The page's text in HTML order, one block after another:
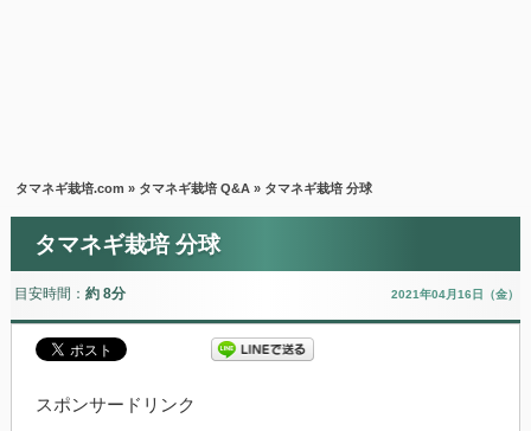
タマネギ栽培.com » タマネギ栽培 Q&A » タマネギ栽培 分球
タマネギ栽培 分球
目安時間： 約 8分 2021年04月16日（金）
スポンサードリンク